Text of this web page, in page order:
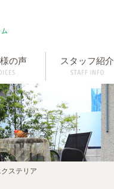
の声 スタッフ紹介
ステリア